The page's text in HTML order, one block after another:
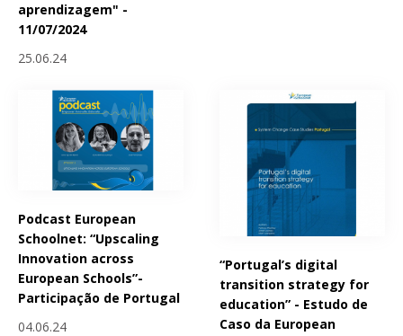
aprendizagem" -
11/07/2024
25.06.24
Podcast European
Schoolnet: “Upscaling
Innovation across
European Schools”-
Participação de Portugal
04.06.24
“Portugal’s digital
transition strategy for
education” - Estudo de
Caso da European